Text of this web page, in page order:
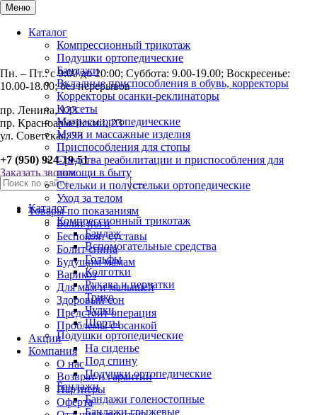
Меню
Каталог
Компрессионный трикотаж
Подушки ортопедические
Бандажи
Вкладные приспособления в обувь, корректоры
Корректоры осанки-реклинаторы
Корсеты
Матрасы ортопедические
Мячи и массажные изделия
Приспособления для стопы
Средства реабилитации и приспособления для
помощи в быту
Стельки и полустельки ортопедические
Уход за телом
Товары по показаниям
Болят ноги
Беспокоят суставы
Болит спина
Будущим мамам
Варикоз
Для мам и малышей
Здоровый сон
Предстоит операция
Проблемы с осанкой
Акции
Компания
О нас
Возврат и гарантии
Партнеры
Оферта
Пн. – Пт.: с 9:00 до 20:00; Суббота: 9.00-19.00; Воскресенье:
10.00-18.00; без перерывов
пр. Ленина, 123
пр. Красноармейский, 23
ул. Советская, 23
+7 (950) 924-19-51
Заказать звонок
Каталог
Компрессионный трикотаж
Бандаж
Вспомогательные средства
Гольфы
Колготки
Рукава и перчатки
Трико
Чулки
Шорты
Подушки ортопедические
На сиденье
Под спину
Подушки ортопедические
Бандажи
Бандажи голеностопные
Бандажи грыжевые